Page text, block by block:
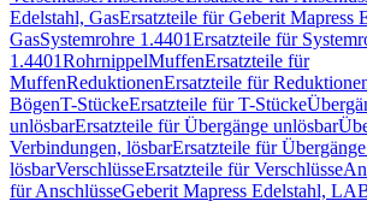
Edelstahl, GasErsatzteile für Geberit Mapress
GasSystemrohre 1.4401Ersatzteile für
1.4401RohrnippelMuffenErsatzteile für
MuffenReduktionenErsatzteile für
BögenT-StückeErsatzteile für T-Stücke
unlösbarErsatzteile für Übergänge unlösbar
Verbindungen, lösbarErsatzteile für
lösbarVerschlüsseErsatzteile für Verschlüsse
für AnschlüsseGeberit Mapress Edelstahl,